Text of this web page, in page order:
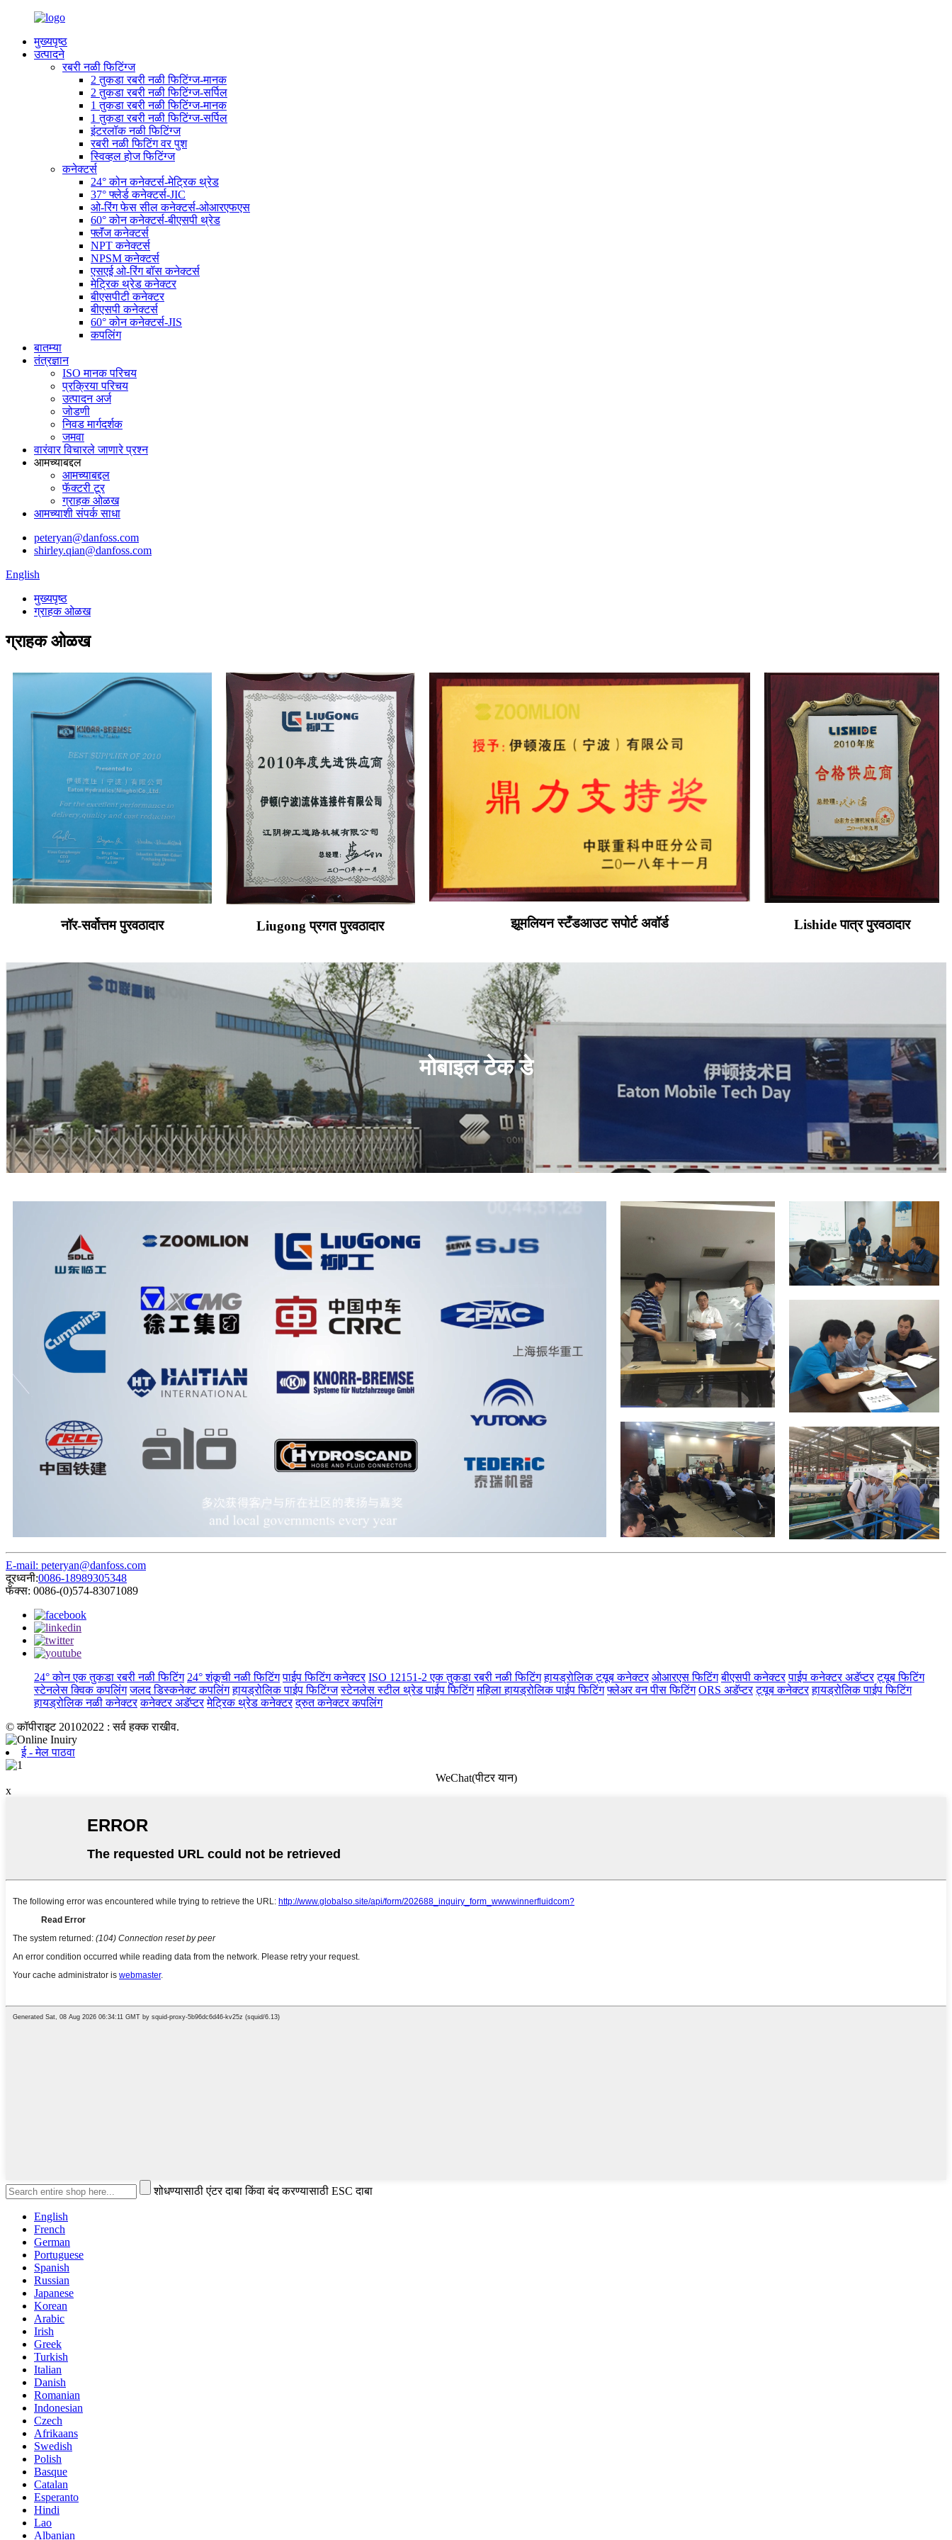
मुख्यपृष्ठ
उत्पादने
रबरी नळी फिटिंग्ज
2 तुकडा रबरी नळी फिटिंग्ज-मानक
2 तुकडा रबरी नळी फिटिंग्ज-सर्पिल
1 तुकडा रबरी नळी फिटिंग्ज-मानक
1 तुकडा रबरी नळी फिटिंग्ज-सर्पिल
इंटरलॉक नळी फिटिंग्ज
रबरी नळी फिटिंग वर पुश
स्विव्हल होज फिटिंग्ज
कनेक्टर्स
24° कोन कनेक्टर्स-मेट्रिक थ्रेड
37° फ्लेर्ड कनेक्टर्स-JIC
ओ-रिंग फेस सील कनेक्टर्स-ओआरएफएस
60° कोन कनेक्टर्स-बीएसपी थ्रेड
फ्लॅंज कनेक्टर्स
NPT कनेक्टर्स
NPSM कनेक्टर्स
एसएई ओ-रिंग बॉस कनेक्टर्स
मेट्रिक थ्रेड कनेक्टर
बीएसपीटी कनेक्टर
बीएसपी कनेक्टर्स
60° कोन कनेक्टर्स-JIS
कपलिंग
बातम्या
तंत्रज्ञान
ISO मानक परिचय
प्रक्रिया परिचय
उत्पादन अर्ज
जोडणी
निवड मार्गदर्शक
जमवा
वारंवार विचारले जाणारे प्रश्न
आमच्याबद्दल
आमच्याबद्दल
फॅक्टरी टूर
ग्राहक ओळख
आमच्याशी संपर्क साधा
peteryan@danfoss.com
shirley.qian@danfoss.com
English
मुख्यपृष्ठ
ग्राहक ओळख
ग्राहक ओळख
नॉर-सर्वोत्तम पुरवठादार Liugong प्रगत पुरवठादार झूमलियन स्टँडआउट सपोर्ट अवॉर्ड Lishide पात्र पुरवठादार
मोबाइल टेक डे
E-mail: peteryan@danfoss.com
दूरध्वनी:0086-18989305348
फॅक्स: 0086-(0)574-83071089
24° कोन एक तुकडा रबरी नळी फिटिंग 24° शंकूची नळी फिटिंग पाईप फिटिंग कनेक्टर ISO 12151-2 एक तुकडा रबरी नळी फिटिंग हायड्रोलिक ट्यूब कनेक्टर ओआरएस फिटिंग बीएसपी कनेक्टर पाईप कनेक्टर अडॅप्टर ट्यूब फिटिंग
स्टेनलेस क्विक कपलिंग जलद डिस्कनेक्ट कपलिंग हायड्रोलिक पाईप फिटिंग्ज स्टेनलेस स्टील थ्रेड पाईप फिटिंग महिला हायड्रोलिक पाईप फिटिंग फ्लेअर वन पीस फिटिंग ORS अडॅप्टर ट्यूब कनेक्टर हायड्रोलिक पाईप फिटिंग
हायड्रोलिक नळी कनेक्टर कनेक्टर अडॅप्टर मेट्रिक थ्रेड कनेक्टर द्रुत कनेक्टर कपलिंग
© कॉपीराइट 20102022 : सर्व हक्क राखीव.
ई - मेल पाठवा
WeChat(पीटर यान)
x
शोधण्यासाठी एंटर दाबा किंवा बंद करण्यासाठी ESC दाबा
English
French
German
Portuguese
Spanish
Russian
Japanese
Korean
Arabic
Irish
Greek
Turkish
Italian
Danish
Romanian
Indonesian
Czech
Afrikaans
Swedish
Polish
Basque
Catalan
Esperanto
Hindi
Lao
Albanian